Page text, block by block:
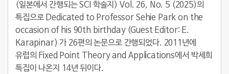
(일본에서 간행되는 SCI 학술지) Vol. 26, No. 5 (2025)의
특집으로 Dedicated to Professor Sehie Park on the
occasion of his 90th birthday (Guest Editor: E.
Karapinar) 가 26편의 논문으로 간행되었다. 2011년에
유럽의 Fixed Point Theory and Applications에서 박세희
특집이 나온지 14년 뒤이다.